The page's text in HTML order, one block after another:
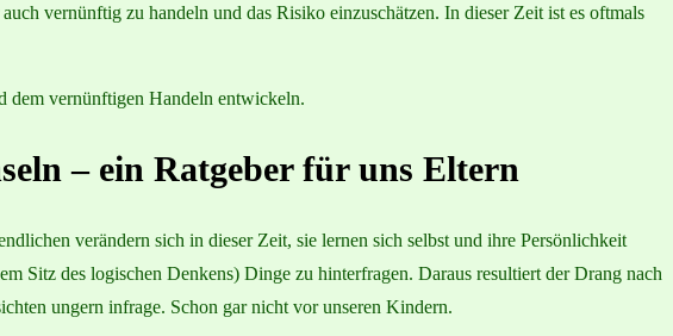
vernünftig zu handeln und das Risiko einzuschätzen. In dieser Zeit ist es oftmals
dem vernünftigen Handeln entwickeln.
– ein Ratgeber für uns Eltern
verändern sich in dieser Zeit, sie lernen sich selbst und ihre Persönlichkeit
Sitz des logischen Denkens) Dinge zu hinterfragen. Daraus resultiert der Drang nach
ungern infrage. Schon gar nicht vor unseren Kindern.